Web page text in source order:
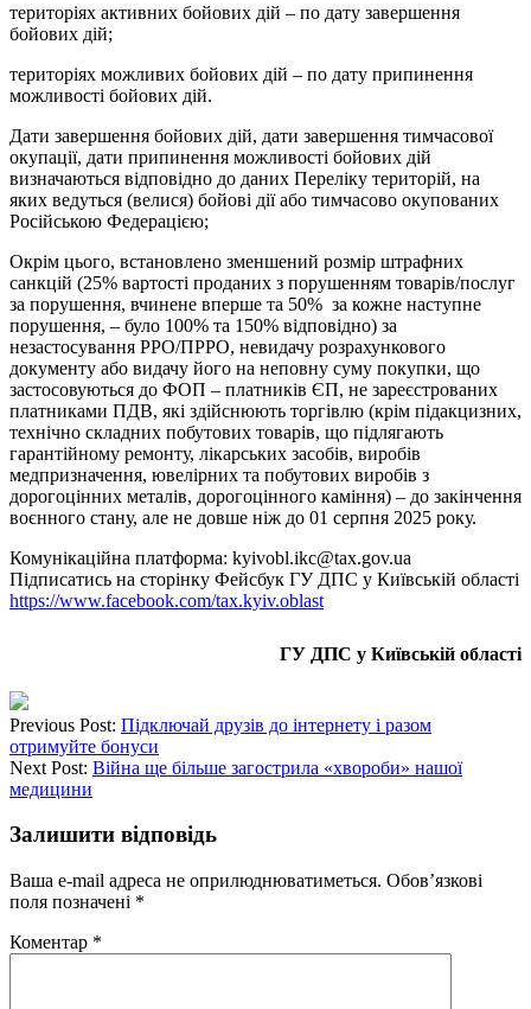
територіях активних бойових дій – по дату завершення
бойових дій;
територіях можливих бойових дій – по дату припинення
можливості бойових дій.
Дати завершення бойових дій, дати завершення тимчасової
окупації, дати припинення можливості бойових дій
визначаються відповідно до даних Переліку територій, на
яких ведуться (велися) бойові дії або тимчасово окупованих
Російською Федерацією;
Окрім цього, встановлено зменшений розмір штрафних
санкцій (25% вартості проданих з порушенням товарів/послуг
за порушення, вчинене вперше та 50% за кожне наступне
порушення, – було 100% та 150% відповідно) за
незастосування РРО/ПРРО, невидачу розрахункового
документу або видачу його на неповну суму покупки, що
застосовуються до ФОП – платників ЄП, не зареєстрованих
платниками ПДВ, які здійснюють торгівлю (крім підакцизних,
технічно складних побутових товарів, що підлягають
гарантійному ремонту, лікарських засобів, виробів
медпризначення, ювелірних та побутових виробів з
дорогоцінних металів, дорогоцінного каміння) – до закінчення
воєнного стану, але не довше ніж до 01 серпня 2025 року.
Комунікаційна платформа: kyivobl.ikc@tax.gov.ua
Підписатись на сторінку Фейсбук ГУ ДПС у Київській області
https://www.facebook.com/tax.kyiv.oblast
ГУ ДПС у Київській області
Previous Post: Підключай друзів до інтернету і разом
отримуйте бонуси
Next Post: Війна ще більше загострила «хвороби» нашої
медицини
Залишити відповідь
Ваша e-mail адреса не оприлюднюватиметься. Обов’язкові
поля позначені *
Коментар *